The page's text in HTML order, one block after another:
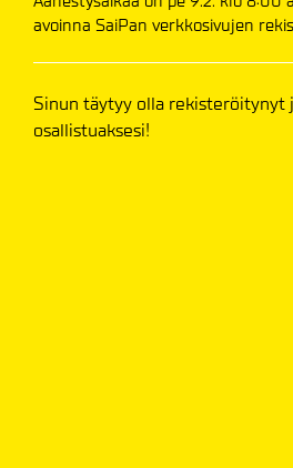
avoinna SaiPan verkkosivujen
Sinun täytyy olla rekisteröitynyt
osallistuaksesi!